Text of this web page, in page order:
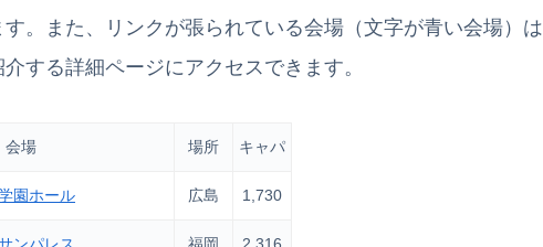
。また、リンクが張られている会場（文字が青い会場）は
する詳細ページにアクセスできます。
会場 場所 キャパ
園ホール 広島 1,730